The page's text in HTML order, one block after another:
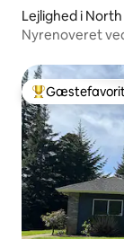
Lejlighed i
Nyrenoveret
Bedste